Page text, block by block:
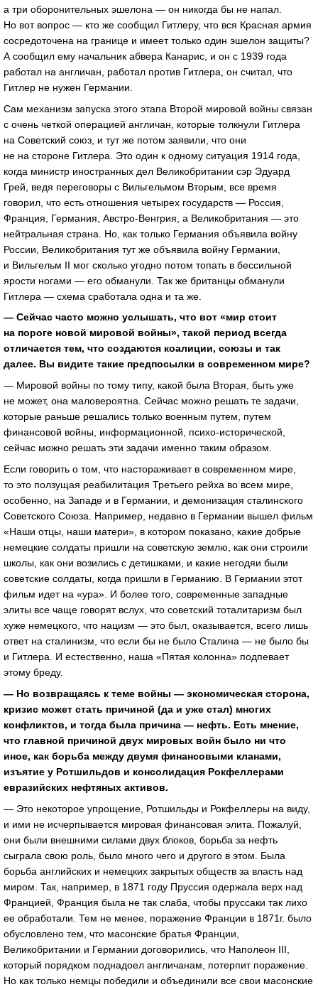
а три оборонительных эшелона — он никогда бы не напал.
Но вот вопрос — кто же сообщил Гитлеру, что вся Красная армия
сосредоточена на границе и имеет только один эшелон защиты?
А сообщил ему начальник абвера Канарис, и он с 1939 года
работал на англичан, работал против Гитлера, он считал, что
Гитлер не нужен Германии.
Сам механизм запуска этого этапа Второй мировой войны связан
с очень четкой операцией англичан, которые толкнули Гитлера
на Советский союз, и тут же потом заявили, что они
не на стороне Гитлера. Это один к одному ситуация 1914 года,
когда министр иностранных дел Великобритании сэр Эдуард
Грей, ведя переговоры с Вильгельмом Вторым, все время
говорил, что есть отношения четырех государств — Россия,
Франция, Германия, Австро-Венгрия, а Великобритания — это
нейтральная страна. Но, как только Германия объявила войну
России, Великобритания тут же объявила войну Германии,
и Вильгельм II мог сколько угодно потом топать в бессильной
ярости ногами — его обманули. Так же британцы обманули
Гитлера — схема сработала одна и та же.
— Сейчас часто можно услышать, что вот «мир стоит
на пороге новой мировой войны», такой период всегда
отличается тем, что создаются коалиции, союзы и так
далее. Вы видите такие предпосылки в современном мире?
— Мировой войны по тому типу, какой была Вторая, быть уже
не может, она маловероятна. Сейчас можно решать те задачи,
которые раньше решались только военным путем, путем
финансовой войны, информационной, психо-исторической,
сейчас можно решать эти задачи именно таким образом.
Если говорить о том, что настораживает в современном мире,
то это ползущая реабилитация Третьего рейха во всем мире,
особенно, на Западе и в Германии, и демонизация сталинского
Советского Союза. Например, недавно в Германии вышел фильм
«Наши отцы, наши матери», в котором показано, какие добрые
немецкие солдаты пришли на советскую землю, как они строили
школы, как они возились с детишками, и какие негодяи были
советские солдаты, когда пришли в Германию. В Германии этот
фильм идет на «ура». И более того, современные западные
элиты все чаще говорят вслух, что советский тоталитаризм был
хуже немецкого, что нацизм — это был, оказывается, всего лишь
ответ на сталинизм, что если бы не было Сталина — не было бы
и Гитлера. И естественно, наша «Пятая колонна» подпевает
этому бреду.
— Но возвращаясь к теме войны — экономическая сторона,
кризис может стать причиной (да и уже стал) многих
конфликтов, и тогда была причина — нефть. Есть мнение,
что главной причиной двух мировых войн было ни что
иное, как борьба между двумя финансовыми кланами,
изъятие у Ротшильдов и консолидация Рокфеллерами
евразийских нефтяных активов.
— Это некоторое упрощение, Ротшильды и Рокфеллеры на виду,
и ими не исчерпывается мировая финансовая элита. Пожалуй,
они были внешними силами двух блоков, борьба за нефть
сыграла свою роль, было много чего и другого в этом. Была
борьба английских и немецких закрытых обществ за власть над
миром. Так, например, в 1871 году Пруссия одержала верх над
Францией, Франция была не так слаба, чтобы пруссаки так лихо
ее обработали. Тем не менее, поражение Франции в 1871г. было
обусловлено тем, что масонские братья Франции,
Великобритании и Германии договорились, что Наполеон III,
который порядком поднадоел англичанам, потерпит поражение.
Но как только немцы победили и объединили все свои масонские